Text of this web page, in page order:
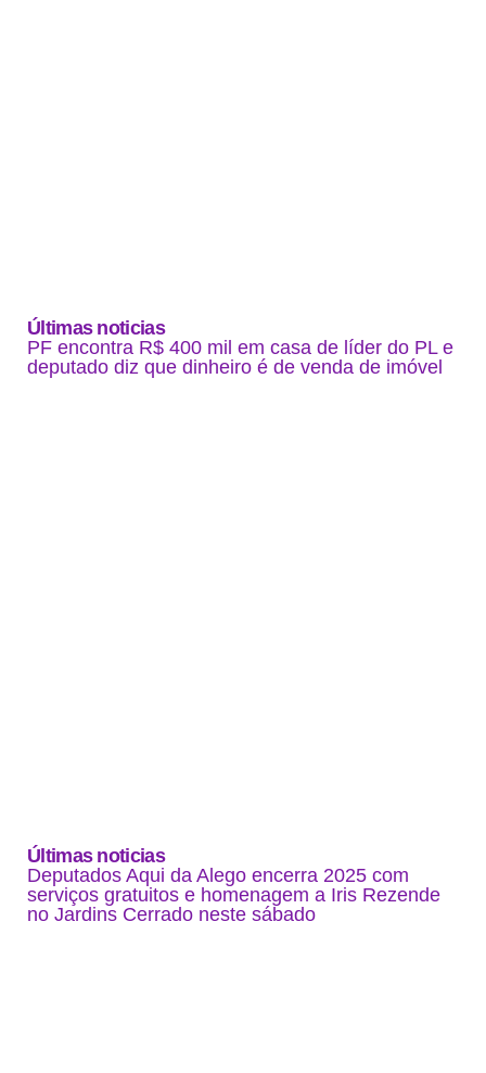
Últimas noticias
PF encontra R$ 400 mil em casa de líder do PL e
deputado diz que dinheiro é de venda de imóvel
Últimas noticias
Deputados Aqui da Alego encerra 2025 com
serviços gratuitos e homenagem a Iris Rezende
no Jardins Cerrado neste sábado